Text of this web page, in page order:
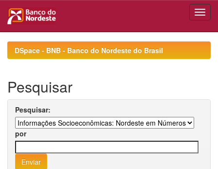
navigationDSpace - BNB - Banco do Nordeste do Brasil
Pesquisar
Pesquisar:
por